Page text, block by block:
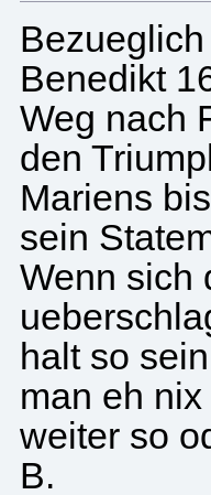
Benedikt
Weg nach
den
Mariens
sein
Wenn sich
halt so
man eh
weiter so
B.